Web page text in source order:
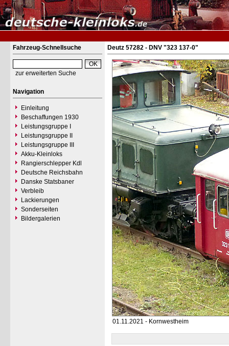
Fahrzeug-Schnellsuche
zur erweiterten Suche
Navigation
Einleitung
Beschaffungen 1930
Leistungsgruppe I
Leistungsgruppe II
Leistungsgruppe III
Akku-Kleinloks
Rangierschlepper Kdl
Deutsche Reichsbahn
Danske Statsbaner
Verbleib
Lackierungen
Sonderseiten
Bildergalerien
Deutz 57282 - DNV "323 137-0"
01.11.2021 - Kornwestheim